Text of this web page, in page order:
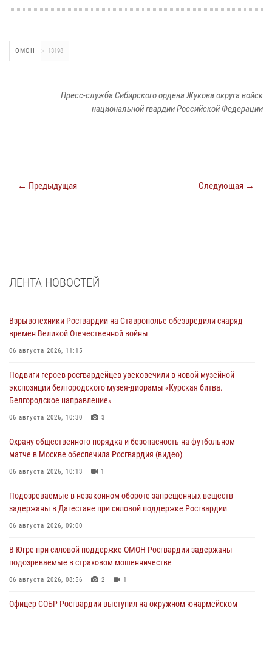
ОМОН 13198
Пресс-служба Сибирского ордена Жукова округа войск
национальной гвардии Российской Федерации
← Предыдущая Следующая →
ЛЕНТА НОВОСТЕЙ
Взрывотехники Росгвардии на Ставрополье обезвредили снаряд
времен Великой Отечественной войны
06 августа 2026, 11:15
Подвиги героев‑росгвардейцев увековечили в новой музейной
экспозиции белгородского музея‑диорамы «Курская битва.
Белгородское направление»
06 августа 2026, 10:30 3
Охрану общественного порядка и безопасность на футбольном
матче в Москве обеспечила Росгвардия (видео)
06 августа 2026, 10:13 1
Подозреваемые в незаконном обороте запрещенных веществ
задержаны в Дагестане при силовой поддержке Росгвардии
06 августа 2026, 09:00
В Югре при силовой поддержке ОМОН Росгвардии задержаны
подозреваемые в страховом мошенничестве
06 августа 2026, 08:56 2 1
Офицер СОБР Росгвардии выступил на окружном юнармейском